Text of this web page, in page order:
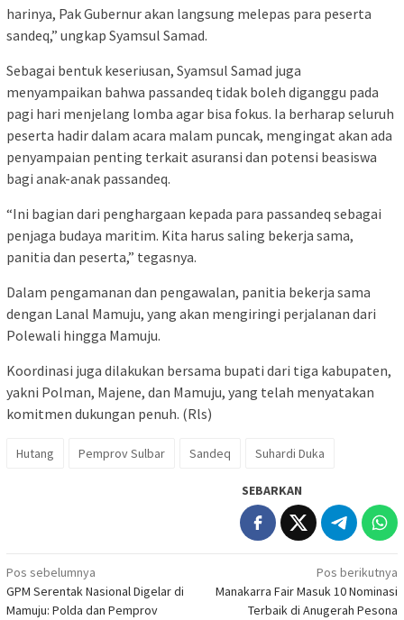
harinya, Pak Gubernur akan langsung melepas para peserta
sandeq,” ungkap Syamsul Samad.
Sebagai bentuk keseriusan, Syamsul Samad juga
menyampaikan bahwa passandeq tidak boleh diganggu pada
pagi hari menjelang lomba agar bisa fokus. Ia berharap seluruh
peserta hadir dalam acara malam puncak, mengingat akan ada
penyampaian penting terkait asuransi dan potensi beasiswa
bagi anak-anak passandeq.
“Ini bagian dari penghargaan kepada para passandeq sebagai
penjaga budaya maritim. Kita harus saling bekerja sama,
panitia dan peserta,” tegasnya.
Dalam pengamanan dan pengawalan, panitia bekerja sama
dengan Lanal Mamuju, yang akan mengiringi perjalanan dari
Polewali hingga Mamuju.
Koordinasi juga dilakukan bersama bupati dari tiga kabupaten,
yakni Polman, Majene, dan Mamuju, yang telah menyatakan
komitmen dukungan penuh. (Rls)
Hutang Pemprov Sulbar Sandeq Suhardi Duka
SEBARKAN
Navigasi
pos
Pos sebelumnya
GPM Serentak Nasional Digelar di
Mamuju: Polda dan Pemprov
Pos berikutnya
Manakarra Fair Masuk 10 Nominasi
Terbaik di Anugerah Pesona